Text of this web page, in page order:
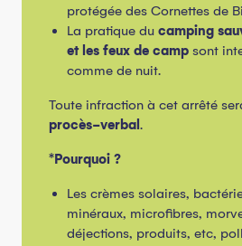
protégée des Cornettes de
La pratique du camping
et les feux de camp sont
comme de nuit.
Toute infraction à cet arrêté
procès-verbal .
*Pourquoi ?
Les crèmes solaires,
minéraux, microfibres,
déjections, produits, etc,